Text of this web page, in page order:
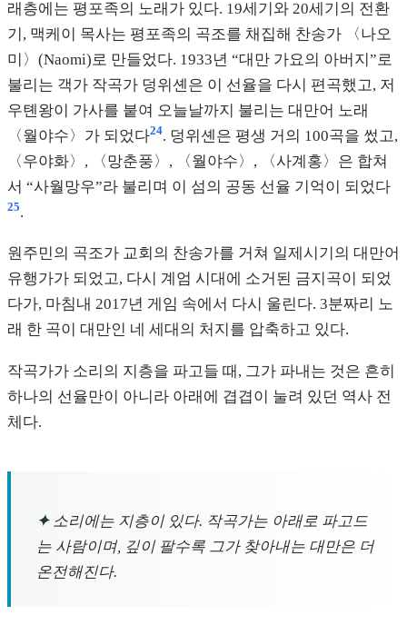
래층에는 평포족의 노래가 있다. 19세기와 20세기의 전환
기, 맥케이 목사는 평포족의 곡조를 채집해 찬송가 〈나오
미〉(Naomi)로 만들었다. 1933년 “대만 가요의 아버지”로
불리는 객가 작곡가 덩위셴은 이 선율을 다시 편곡했고, 저
우톈왕이 가사를 붙여 오늘날까지 불리는 대만어 노래
〈월야수〉가 되었다24. 덩위셴은 평생 거의 100곡을 썼고,
〈우야화〉, 〈망춘풍〉, 〈월야수〉, 〈사계홍〉은 합쳐
서 “사월망우”라 불리며 이 섬의 공동 선율 기억이 되었다
25.
원주민의 곡조가 교회의 찬송가를 거쳐 일제시기의 대만어
유행가가 되었고, 다시 계엄 시대에 소거된 금지곡이 되었
다가, 마침내 2017년 게임 속에서 다시 울린다. 3분짜리 노
래 한 곡이 대만인 네 세대의 처지를 압축하고 있다.
작곡가가 소리의 지층을 파고들 때, 그가 파내는 것은 흔히
하나의 선율만이 아니라 아래에 겹겹이 눌려 있던 역사 전
체다.
✦소리에는 지층이 있다. 작곡가는 아래로 파고드
는 사람이며, 깊이 팔수록 그가 찾아내는 대만은 더
온전해진다.